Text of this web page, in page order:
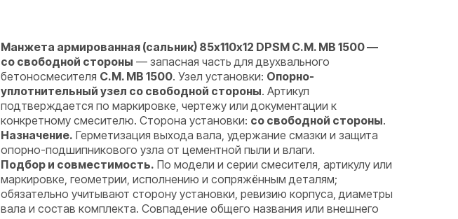
Манжета армированная (сальник) 85х110х12 DPSM C.M. MB 1500 —
со свободной стороны — запасная часть для двухвального
бетоносмесителя C.M. MB 1500. Узел установки: Опорно-
уплотнительный узел со свободной стороны. Артикул
подтверждается по маркировке, чертежу или документации к
конкретному смесителю. Сторона установки: со свободной стороны.
Назначение. Герметизация выхода вала, удержание смазки и защита
опорно-подшипникового узла от цементной пыли и влаги.
Подбор и совместимость. По модели и серии смесителя, артикулу или
маркировке, геометрии, исполнению и сопряжённым деталям;
обязательно учитывают сторону установки, ревизию корпуса, диаметры
вала и состав комплекта. Совпадение общего названия или внешнего